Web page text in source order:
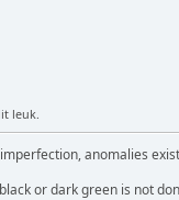
leuk.
anomalies
or dark green is not